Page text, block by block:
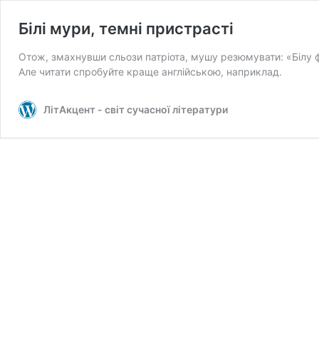
Білі мури, темні пристрасті
Отож, змахнувши сльози патріота, мушу резюмувати: «Білу
Але читати спробуйте краще англійською, наприклад.
ЛітАкцент - світ сучасної літератури